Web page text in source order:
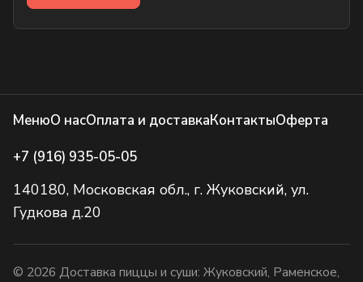
МенюО насОплата и доставкаКонтактыОферта
+7 (916) 935-05-05
140180, Московская обл., г. Жуковский, ул.
Гудкова д.20
© 2026 Доставка пиццы и суши: Жуковский, Раменское,